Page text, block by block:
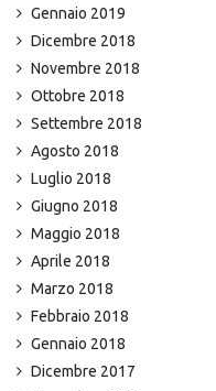
Gennaio 2019
Dicembre 2018
Novembre 2018
Ottobre 2018
Settembre 2018
Agosto 2018
Luglio 2018
Giugno 2018
Maggio 2018
Aprile 2018
Marzo 2018
Febbraio 2018
Gennaio 2018
Dicembre 2017